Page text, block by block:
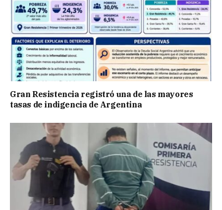
Gran Resistencia registró una de las mayores
tasas de indigencia de Argentina